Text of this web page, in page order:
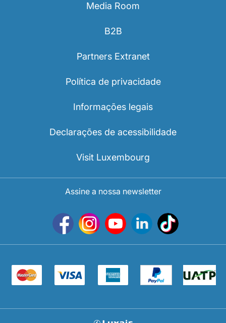
Media Room
B2B
Partners Extranet
Política de privacidade
Informações legais
Declarações de acessibilidade
Visit Luxembourg
Assine a nossa newsletter